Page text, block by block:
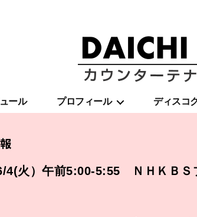
木
大
ール プロフィール ディスコ
4(火）午前5:00-5:55 ＮＨＫＢＳ